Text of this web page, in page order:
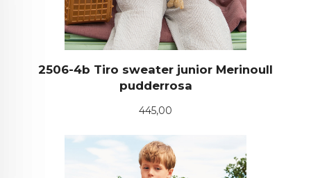
2506-4b Tiro sweater junior Merinoull
pudderrosa
Pris
445,00